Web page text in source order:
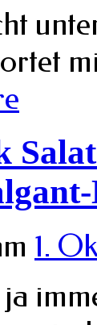
1.
ja